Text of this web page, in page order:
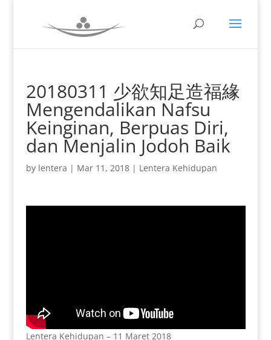
20180311 少欲知足造福緣
Mengendalikan Nafsu
Keinginan, Berpuas Diri,
dan Menjalin Jodoh Baik
by lentera | Mar 11, 2018| Lentera Kehidupan
Lentera Kehidupan – 11 Maret 2018